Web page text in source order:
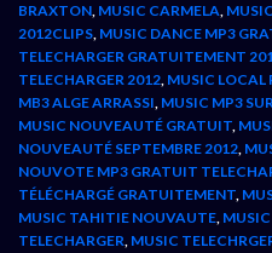
BRAXTON, MUSIC CARMELA,
2012CLIPS, MUSIC DANCE MP3
TELECHARGER GRATUITEMENT
TELECHARGER 2012, MUSIC
MB3 ALGE ARRASSI, MUSIC MP3
MUSIC NOUVEAUTÉ GRATUIT,
NOUVEAUTÉ SEPTEMBRE 2012,
NOUVOTE MP3 GRATUIT
TÉLÉCHARGÉ GRATUITEMENT,
MUSIC TAHITIE NOUVAUTE,
TELECHARGER, MUSIC